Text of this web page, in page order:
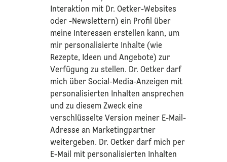
Interaktion mit Dr. Oetker-Websites
oder -Newslettern) ein Profil über
meine Interessen erstellen kann, um
mir personalisierte Inhalte (wie
Rezepte, Ideen und Angebote) zur
Verfügung zu stellen. Dr. Oetker darf
mich über Social-Media-Anzeigen mit
personalisierten Inhalten ansprechen
und zu diesem Zweck eine
verschlüsselte Version meiner E-Mail-
Adresse an Marketingpartner
weitergeben. Dr. Oetker darf mich per
E-Mail mit personalisierten Inhalten